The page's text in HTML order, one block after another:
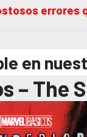
errores
en
– The